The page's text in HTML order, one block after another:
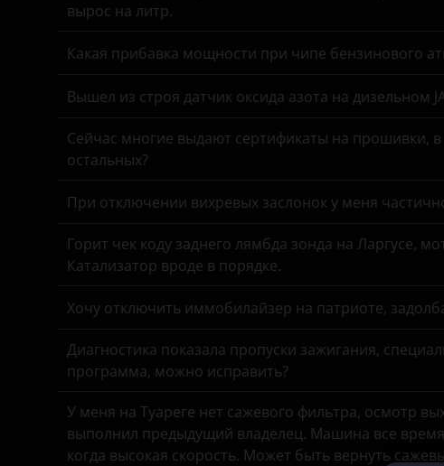
Haval
Hawtai
Honda
Hyundai
Infiniti
Iveco
JAC
Jaguar
Jeep
Kaiyi
KIA
Land Rover
вырос на литр.
Какая прибавка мощности при чипе бензинового
Вышел из строя датчик оксида азота на дизельном
Сейчас многие выдают сертификаты на прошивки,
остальных?
При отключении вихревых заслонок у меня
Горит чек коду заднего лямбда зонда на Ларгусе,
Катализатор вроде в порядке.
Хочу отключить иммобилайзер на патриоте,
Диагностика показала пропуски зажигания,
программа, можно исправить?
У меня на Туареге нет сажевого фильтра, осмотр
выполнил предыдущий владелец. Машина все
когда высокая скорость. Может быть вернуть